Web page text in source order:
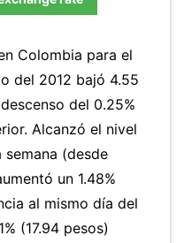
Colombia para el
del 2012 bajó 4.55
del 0.25%
Alcanzó el nivel
semana (desde
un 1.48%
al mismo día del
(17.94 pesos)